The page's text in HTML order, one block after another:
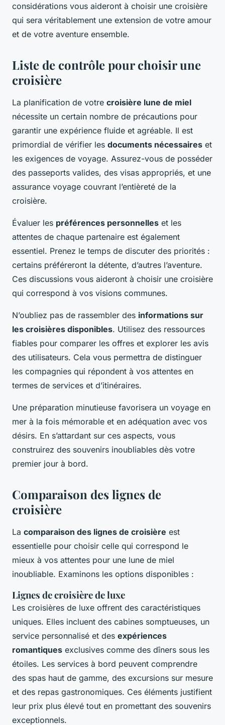
considérations vous aideront à choisir une croisière
qui sera véritablement une extension de votre amour
et de votre aventure ensemble.
Liste de contrôle pour choisir une
croisière
La planification de votre croisière lune de miel
nécessite un certain nombre de précautions pour
garantir une expérience fluide et agréable. Il est
primordial de vérifier les documents nécessaires et
les exigences de voyage. Assurez-vous de posséder
des passeports valides, des visas appropriés, et une
assurance voyage couvrant l’entièreté de la
croisière.
Évaluer les préférences personnelles et les
attentes de chaque partenaire est également
essentiel. Prenez le temps de discuter des priorités :
certains préféreront la détente, d’autres l’aventure.
Ces discussions vous aideront à choisir une croisière
qui correspond à vos visions communes.
N’oubliez pas de rassembler des informations sur
les croisières disponibles. Utilisez des ressources
fiables pour comparer les offres et explorer les avis
des utilisateurs. Cela vous permettra de distinguer
les compagnies qui répondent à vos attentes en
termes de services et d’itinéraires.
Une préparation minutieuse favorisera un voyage en
mer à la fois mémorable et en adéquation avec vos
désirs. En s’attardant sur ces aspects, vous
construirez des souvenirs inoubliables dès votre
premier jour à bord.
Comparaison des lignes de
croisière
La comparaison des lignes de croisière est
essentielle pour choisir celle qui correspond le
mieux à vos attentes pour une lune de miel
inoubliable. Examinons les options disponibles :
Lignes de croisière de luxe
Les croisières de luxe offrent des caractéristiques
uniques. Elles incluent des cabines somptueuses, un
service personnalisé et des expériences
romantiques exclusives comme des dîners sous les
étoiles. Les services à bord peuvent comprendre
des spas haut de gamme, des excursions sur mesure
et des repas gastronomiques. Ces éléments justifient
leur prix plus élevé tout en promettant des souvenirs
exceptionnels.